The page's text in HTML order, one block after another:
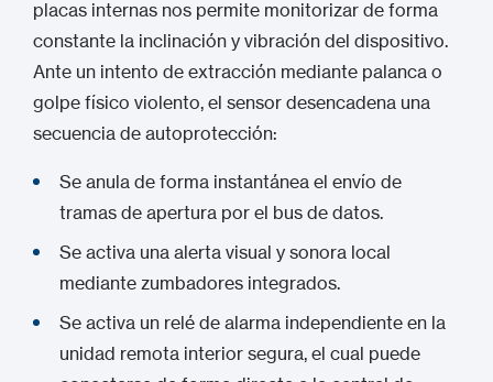
placas internas nos permite monitorizar de forma
constante la inclinación y vibración del dispositivo.
Ante un intento de extracción mediante palanca o
golpe físico violento, el sensor desencadena una
secuencia de autoprotección:
Se anula de forma instantánea el envío de
tramas de apertura por el bus de datos.
Se activa una alerta visual y sonora local
mediante zumbadores integrados.
Se activa un relé de alarma independiente en la
unidad remota interior segura, el cual puede